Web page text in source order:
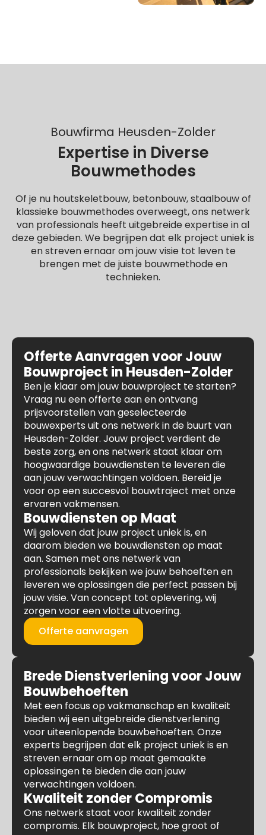
Bouwfirma Heusden-Zolder
Expertise in Diverse
Bouwmethodes
Of je nu houtskeletbouw, betonbouw, staalbouw of
klassieke bouwmethodes overweegt, ons netwerk
van professionals heeft uitgebreide expertise in al
deze gebieden. We begrijpen dat elk project uniek is
en streven ernaar om jouw visie tot leven te
brengen met de juiste bouwmethode en
technieken.
Offerte Aanvragen voor Jouw
Bouwproject in Heusden-Zolder
Ben je klaar om jouw bouwproject te starten?
Vraag nu een offerte aan en ontvang
prijsvoorstellen van geselecteerde
bouwexperts uit ons netwerk in de buurt van
Heusden-Zolder. Jouw project verdient de
beste zorg, en ons netwerk staat klaar om
hoogwaardige bouwdiensten te leveren die
aan jouw verwachtingen voldoen. Bereid je
voor op een succesvol bouwtraject met onze
ervaren vakmensen.
Bouwdiensten op Maat
Wij geloven dat jouw project uniek is, en
daarom bieden we bouwdiensten op maat
aan. Samen met ons netwerk van
professionals bekijken we jouw behoeften en
leveren we oplossingen die perfect passen bij
jouw visie. Van concept tot oplevering, wij
zorgen voor een vlotte uitvoering.
Offerte aanvragen
Brede Dienstverlening voor Jouw
Bouwbehoeften
Met een focus op vakmanschap en kwaliteit
bieden wij een uitgebreide dienstverlening
voor uiteenlopende bouwbehoeften. Onze
experts begrijpen dat elk project uniek is en
streven ernaar om op maat gemaakte
oplossingen te bieden die aan jouw
verwachtingen voldoen.
Kwaliteit zonder Compromis
Ons netwerk staat voor kwaliteit zonder
compromis. Elk bouwproject, hoe groot of